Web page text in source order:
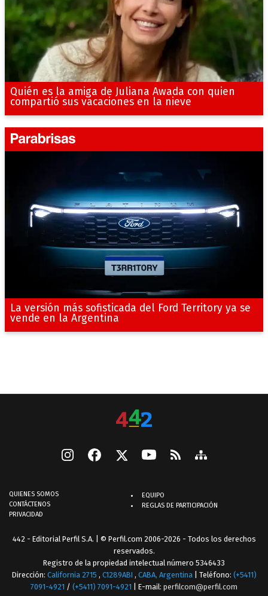
Quién es la amiga de Juliana Awada con quien
compartió sus vacaciones en la nieve
La versión más sofisticada del Ford Territory ya se
vende en la Argentina
QUIENES SOMOS
CONTÁCTENOS
PRIVACIDAD
EQUIPO
REGLAS DE PARTICIPACIÓN
442 - Editorial Perfil S.A. | © Perfil.com 2006-2026 - Todos los derechos
reservados.
Registro de la propiedad intelectual número 5346433
Dirección: California 2715 , C1289ABI , CABA, Argentina | Teléfono: (+5411)
7091-4921 / (+5411) 7091-4921 | E-mail: perfilcom@perfil.com